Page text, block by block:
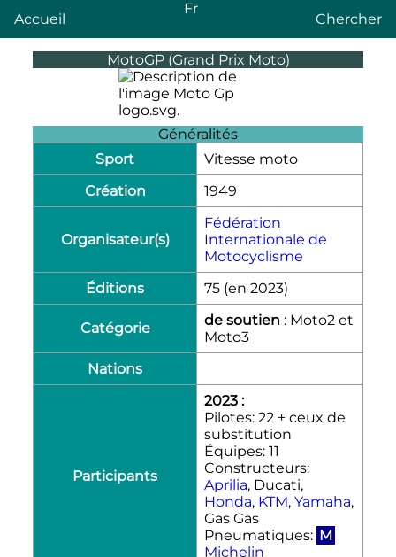
Accueil
Fr
Chercher
MotoGP (Grand Prix Moto)
Généralités
Sport
Vitesse moto
Création
1949
Organisateur(s)
Fédération
Internationale de
Motocyclisme
Éditions
75 (en 2023)
Catégorie de soutien : Moto2 et
Moto3
Nations
Participants
2023 :
Pilotes: 22 + ceux de
substitution
Équipes: 11
Constructeurs:
Aprilia, Ducati,
Honda, KTM, Yamaha,
Gas Gas
Pneumatiques: M
Michelin